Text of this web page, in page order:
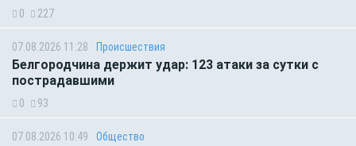
0 227
07.08.2026 11:28 Происшествия
Белгородчина держит удар: 123 атаки за сутки с
пострадавшими
0 93
07.08.2026 10:49 Общество